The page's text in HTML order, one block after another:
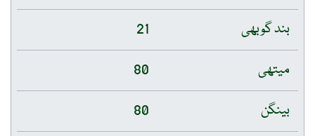
بند گوبھی
21
میتھی
80
بینگن
80